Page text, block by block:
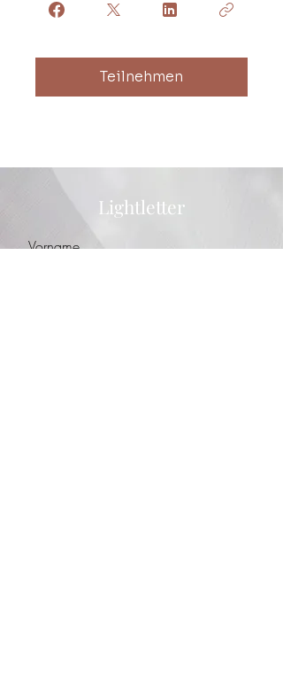
Teilnehmen
Lightletter
Vorname